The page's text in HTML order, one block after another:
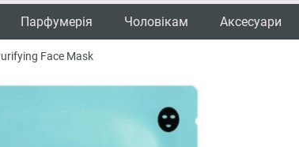
Парфумерія Чоловікам Аксесуари
Face Mask